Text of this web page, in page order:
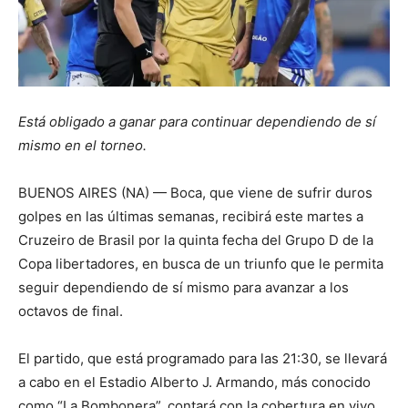
Está obligado a ganar para continuar dependiendo de sí
mismo en el torneo.
BUENOS AIRES (NA) — Boca, que viene de sufrir duros
golpes en las últimas semanas, recibirá este martes a
Cruzeiro de Brasil por la quinta fecha del Grupo D de la
Copa libertadores, en busca de un triunfo que le permita
seguir dependiendo de sí mismo para avanzar a los
octavos de final.
El partido, que está programado para las 21:30, se llevará
a cabo en el Estadio Alberto J. Armando, más conocido